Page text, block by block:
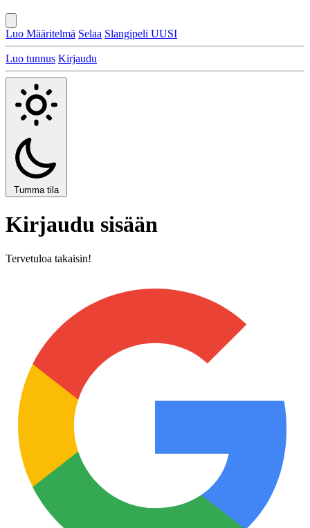
Luo Määritelmä Selaa Slangipeli UUSI
Luo tunnus Kirjaudu
Tumma tila
Kirjaudu sisään
Tervetuloa takaisin!